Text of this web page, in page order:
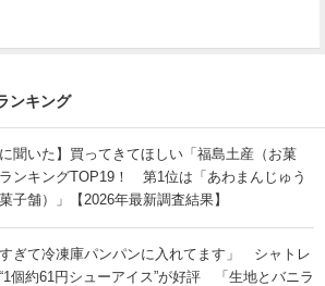
ンキング
に聞いた】買ってきてほしい「福島土産（お菓
ンキングTOP19！ 第1位は「あわまんじゅう
菓子舗）」【2026年最新調査結果】
すぎて冷凍庫パンパンに入れてます」 シャトレ
個約61円シューアイス”が好評 「生地とバニラ